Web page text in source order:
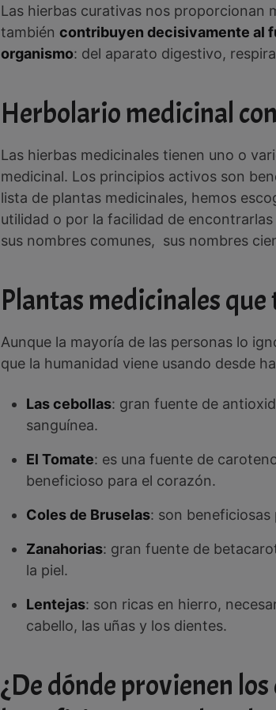
Las hierbas curativas nos proporcionan
también contribuyen decisivamente al
organismo: del aparato digestivo,
Herbolario medicinal
Las hierbas medicinales tienen uno o
medicinal. Los principios activos son
lista de plantas medicinales, hemos
utilidad o por la facilidad de
sus nombres comunes, sus nombres
Plantas medicinales que
Aunque la mayoría de las personas lo
que la humanidad viene usando desde
Las cebollas: gran fuente de
sanguínea.
El Tomate: es una fuente de
beneficioso para el corazón.
Coles de Bruselas: son
Zanahorias: gran fuente de
la piel.
Lentejas: son ricas en hierro,
cabello, las uñas y los dientes.
¿De dónde provienen